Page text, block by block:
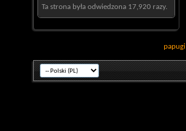
Ta strona była odwiedzona 17,920 razy.
papugi